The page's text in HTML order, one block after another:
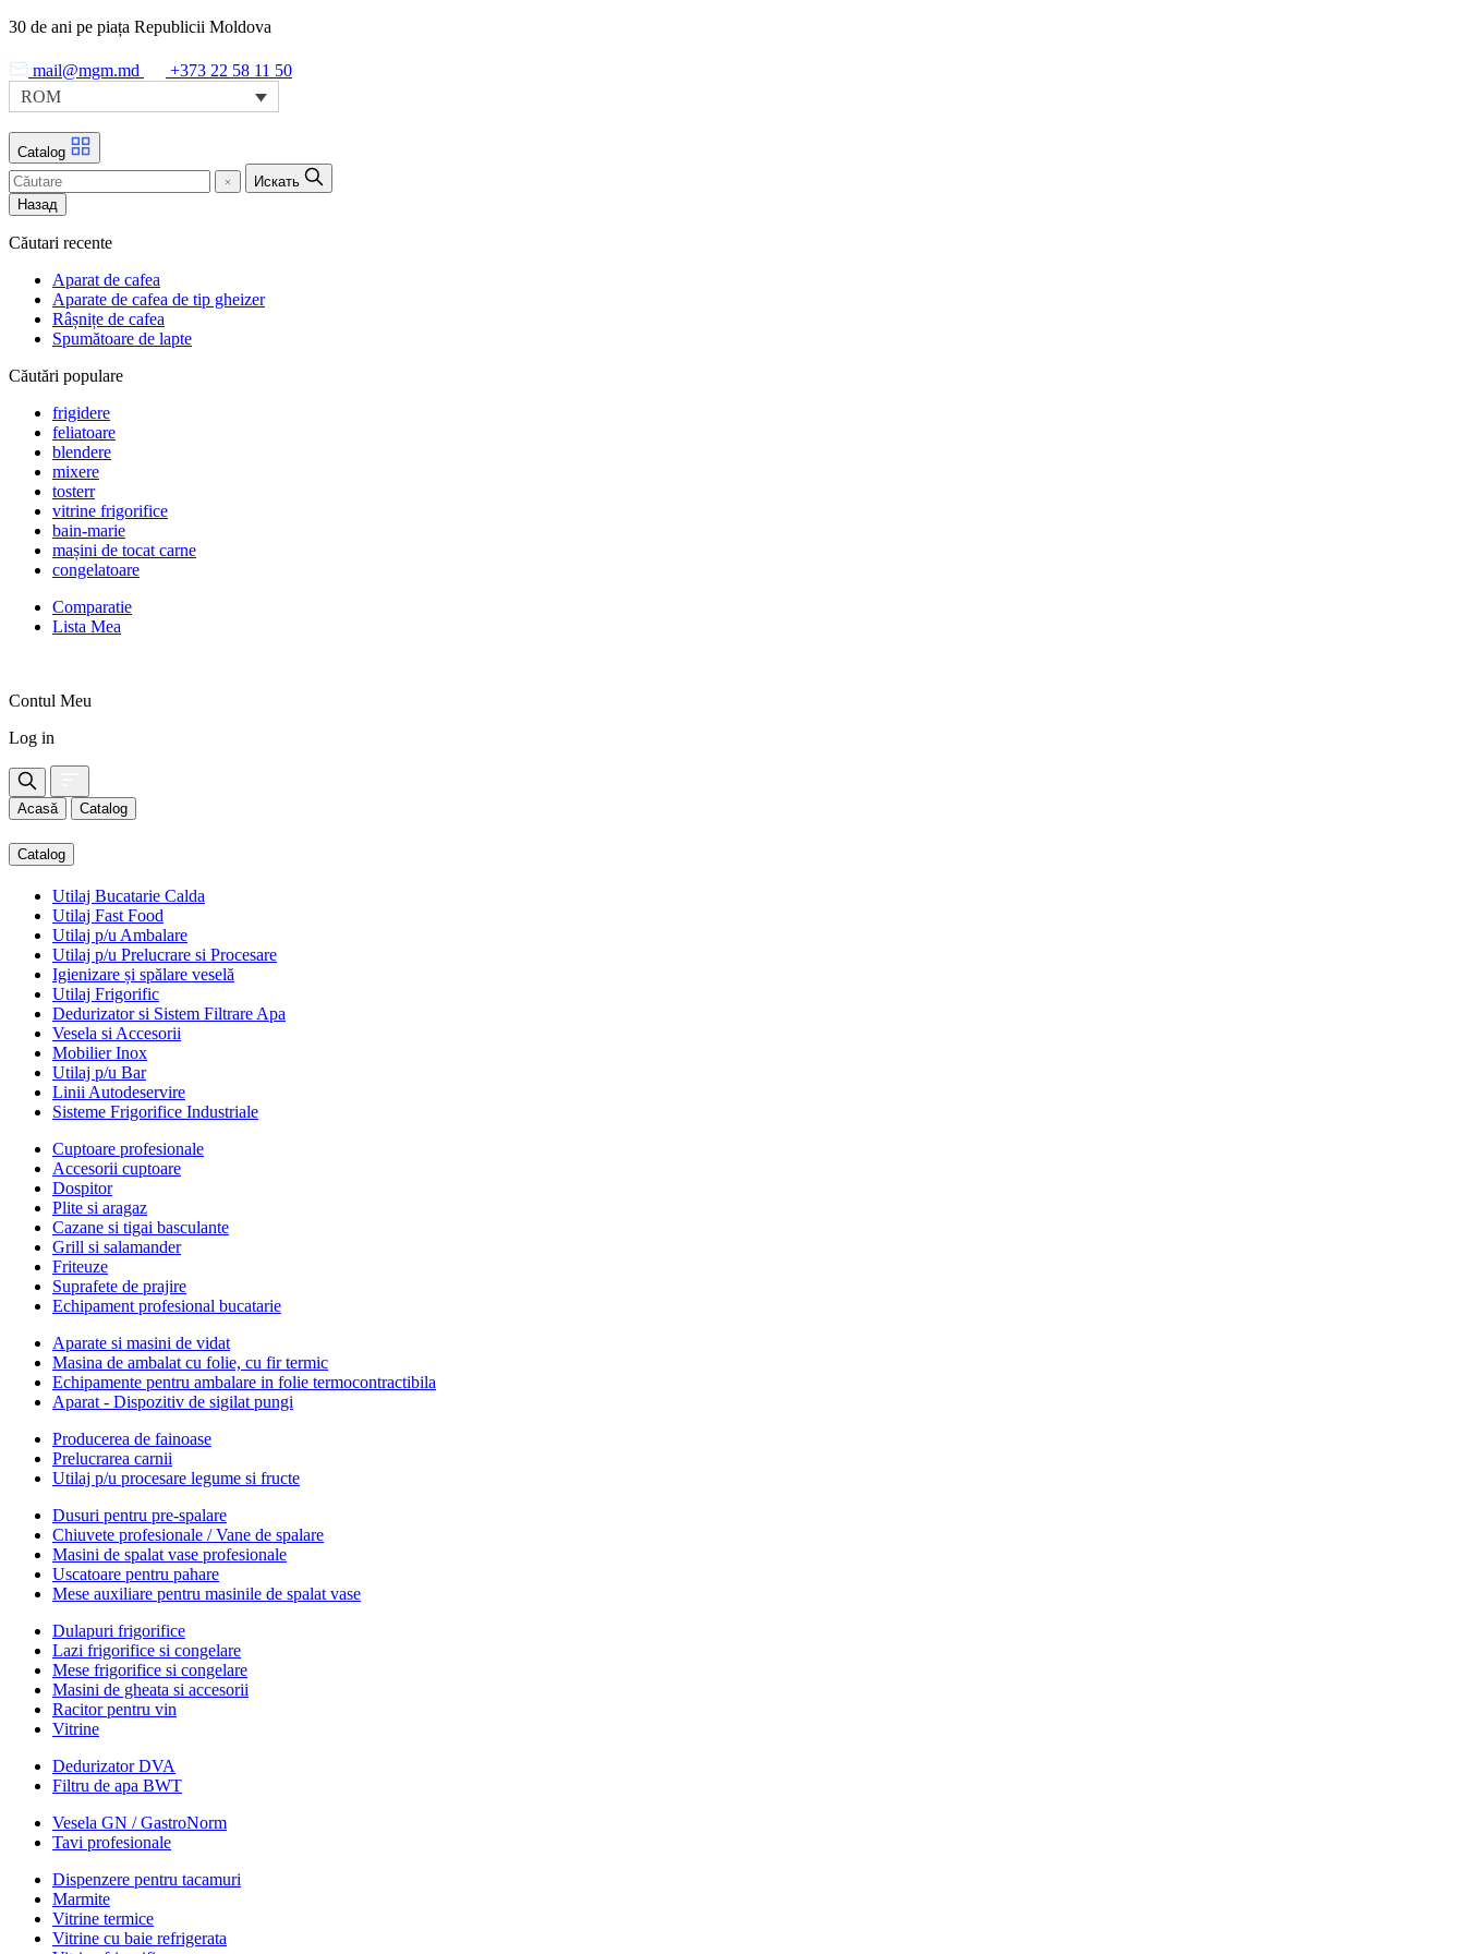
Skip
the
content
30 de ani pe piața Republicii Moldova
mail@mgm.md
+373 22 58 11 50
ROM
Catalog
Искать
Назад
Căutari recente
Aparat de cafea
Aparate de cafea de tip gheizer
Râșnițe de cafea
Spumătoare de lapte
Căutări populare
frigidere
feliatoare
blendere
mixere
tosterr
vitrine frigorifice
bain-marie
mașini de tocat carne
congelatoare
Comparatie
Lista Mea
Contul Meu
Log in
Acasă Catalog
Catalog
Utilaj Bucatarie Calda
Utilaj Fast Food
Utilaj p/u Ambalare
Utilaj p/u Prelucrare si Procesare
Igienizare și spălare veselă
Utilaj Frigorific
Dedurizator si Sistem Filtrare Apa
Vesela si Accesorii
Mobilier Inox
Utilaj p/u Bar
Linii Autodeservire
Sisteme Frigorifice Industriale
Cuptoare profesionale
Accesorii cuptoare
Dospitor
Plite si aragaz
Cazane si tigai basculante
Grill si salamander
Friteuze
Suprafete de prajire
Echipament profesional bucatarie
Aparate si masini de vidat
Masina de ambalat cu folie, cu fir termic
Echipamente pentru ambalare in folie termocontractibila
Aparat - Dispozitiv de sigilat pungi
Producerea de fainoase
Prelucrarea carnii
Utilaj p/u procesare legume si fructe
Dusuri pentru pre-spalare
Chiuvete profesionale / Vane de spalare
Masini de spalat vase profesionale
Uscatoare pentru pahare
Mese auxiliare pentru masinile de spalat vase
Dulapuri frigorifice
Lazi frigorifice si congelare
Mese frigorifice si congelare
Masini de gheata si accesorii
Racitor pentru vin
Vitrine
Dedurizator DVA
Filtru de apa BWT
Vesela GN / GastroNorm
Tavi profesionale
Dispenzere pentru tacamuri
Marmite
Vitrine termice
Vitrine cu baie refrigerata